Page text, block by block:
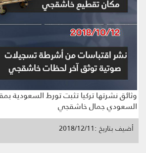
وثائق نشرتها تركيا تثبت تورط السعودية
السعودي جمال خاشقجي
أضيف بتاريخ :2018/12/11